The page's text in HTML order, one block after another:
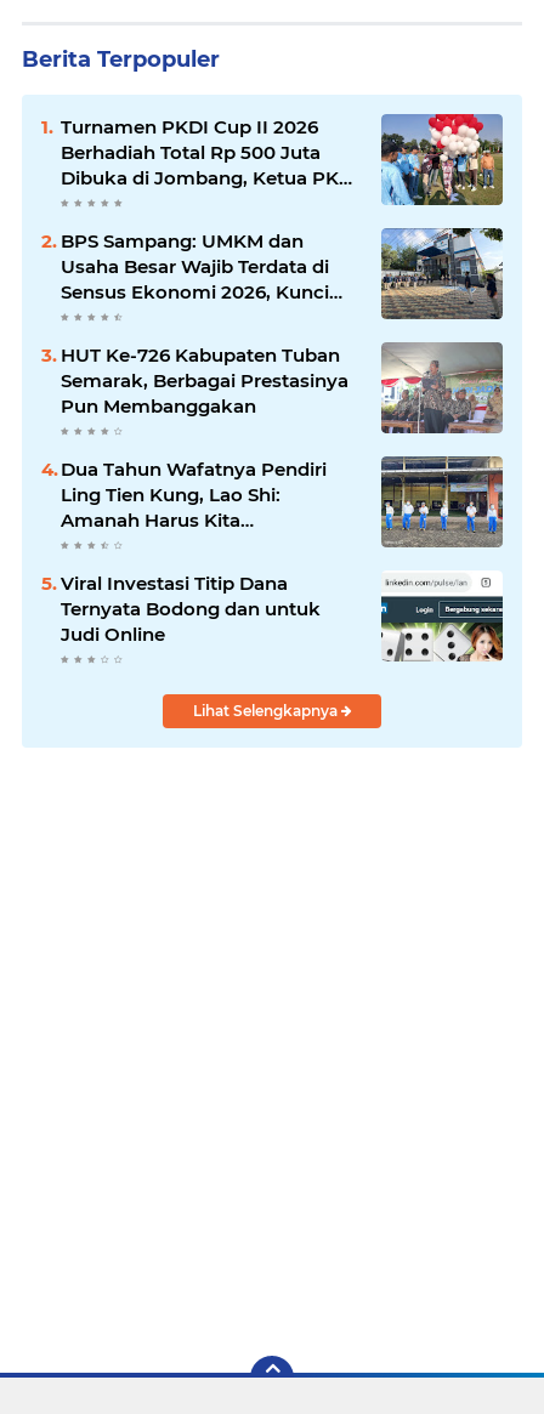
Berita Terpopuler
Turnamen PKDI Cup II 2026
Berhadiah Total Rp 500 Juta
Dibuka di Jombang, Ketua PKDI
Jatim Syaifullah Mahdi: Ajang
Komunikasi Antar-Kades untuk
Memajukan Desa
BPS Sampang: UMKM dan
Usaha Besar Wajib Terdata di
Sensus Ekonomi 2026, Kunci
Kebijakan Tepat Sasaran
HUT Ke-726 Kabupaten Tuban
Semarak, Berbagai Prestasinya
Pun Membanggakan
Dua Tahun Wafatnya Pendiri
Ling Tien Kung, Lao Shi:
Amanah Harus Kita
Laksanakan!
Viral Investasi Titip Dana
Ternyata Bodong dan untuk
Judi Online
Lihat Selengkapnya